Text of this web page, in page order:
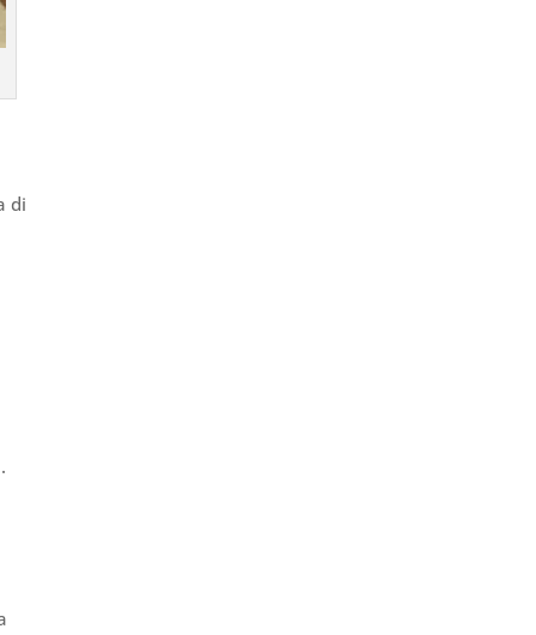
di